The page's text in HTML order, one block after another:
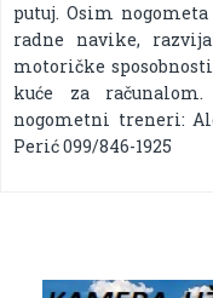
putuj. Osim
radne navike,
motoričke
kuće za
nogometni treneri:
Perić 099/846-1925